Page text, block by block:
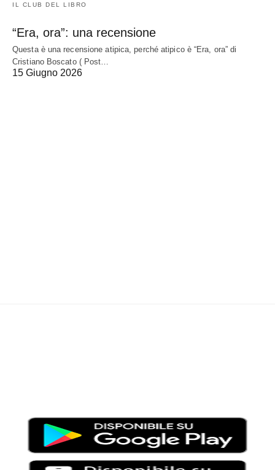
IL CLUB DEL LIBRO
“Era, ora”: una recensione
Questa è una recensione atipica, perché atipico è “Era, ora” di
Cristiano Boscato ( Post…
15 Giugno 2026